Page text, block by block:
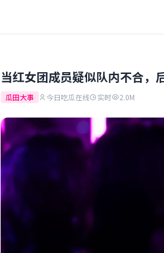
当红女团成员疑似队内不合，
瓜田大事 今日吃瓜在线 实时 2.0M